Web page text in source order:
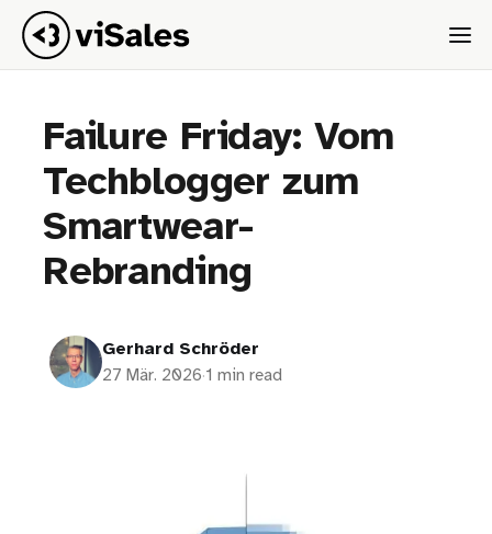
Failure Friday: Vom
Techblogger zum
Smartwear-
Rebranding
Gerhard Schröder
27 Mär. 2026·1 min read